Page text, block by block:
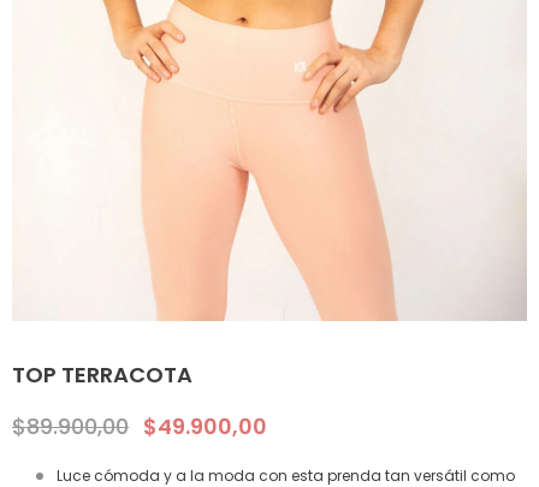
TOP TERRACOTA
$89.900,00 $49.900,00
Luce cómoda y a la moda con esta prenda tan versátil como